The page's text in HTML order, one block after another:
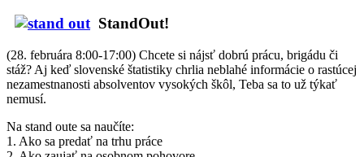
StandOut!
(28. februára 8:00-17:00) Chcete si nájsť dobrú prácu, brigádu či
stáž? Aj keď slovenské štatistiky chrlia neblahé informácie o rastúcej
nezamestnanosti absolventov vysokých škôl, Teba sa to už týkať
nemusí.
Na stand oute sa naučíte:
1. Ako sa predať na trhu práce